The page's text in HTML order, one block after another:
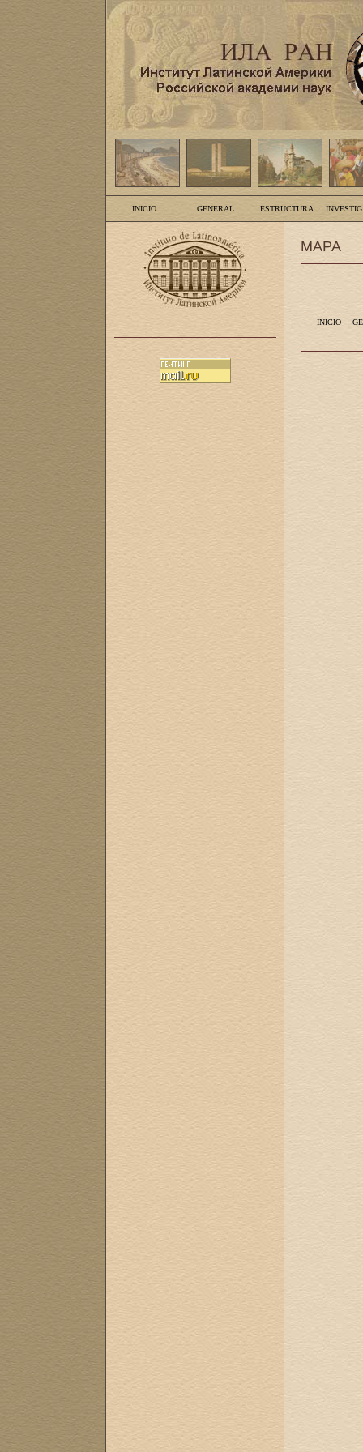
INICIO GENERAL ESTRUCTURA
MAPA
INICIO